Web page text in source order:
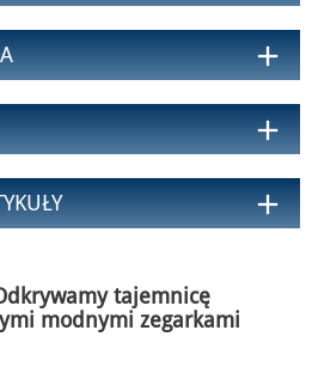
add
add
add
tajemnicę
modnymi zegarkami